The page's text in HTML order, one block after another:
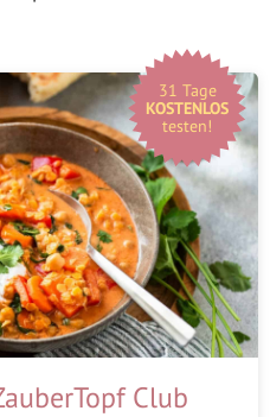
31 Tage
KOSTENLOS
testen!
Club